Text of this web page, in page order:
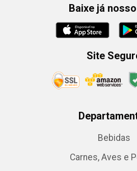
Baixe já
Site
Bebidas
Carnes, Aves e